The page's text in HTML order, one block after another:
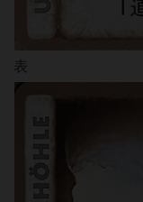
表